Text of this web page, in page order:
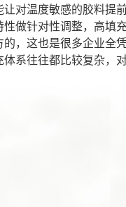
对温度敏感的胶料提
做针对性调整，高填
，这也是很多企业全
系往往都比较复杂